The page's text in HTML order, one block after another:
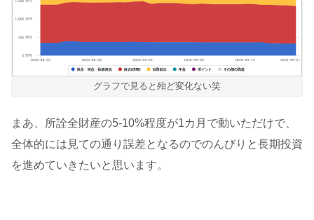
グラフで見ると殆ど変化ない笑
まあ、所詮全財産の5-10%程度が1カ月で動いただけで、
全体的には見ての通り誤差となるのでのんびりと長期投資
を進めていきたいと思います。